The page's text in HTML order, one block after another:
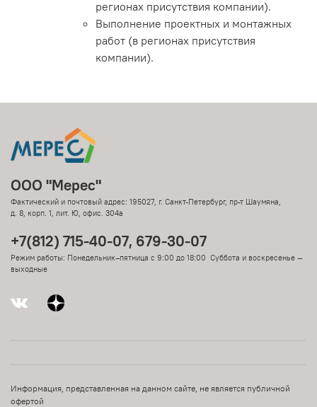
регионах присутствия компании).
Выполнение проектных и монтажных
работ (в регионах присутствия
компании).
ООО "Мерес"
Фактический и почтовый адрес: 195027, г. Санкт-Петербург, пр-т Шаумяна,
д. 8, корп. 1, лит. Ю, офис. 304а
+7(812) 715-40-07, 679-30-07
Режим работы: Понедельник–пятница с 9:00 до 18:00 Суббота и воскресенье —
выходные
Информация, представленная на данном сайте, не является публичной
офертой